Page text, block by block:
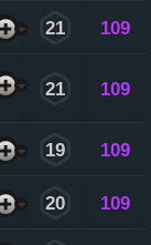
21 109
21 109
19 109
20 109